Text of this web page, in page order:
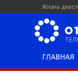
Жизнь
ГЛАВНАЯ